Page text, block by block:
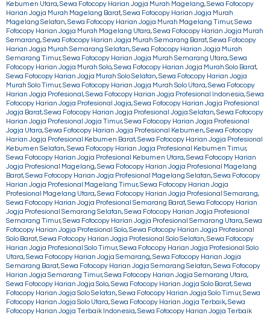
Kebumen Utara,Sewa Fotocopy Harian Jogja Murah Magelang,Sewa Fotocopy
Harian Jogja Murah Magelang Barat,Sewa Fotocopy Harian Jogja Murah
Magelang Selatan,Sewa Fotocopy Harian Jogja Murah Magelang Timur,Sewa
Fotocopy Harian Jogja Murah Magelang Utara,Sewa Fotocopy Harian Jogja Murah
Semarang,Sewa Fotocopy Harian Jogja Murah Semarang Barat,Sewa Fotocopy
Harian Jogja Murah Semarang Selatan,Sewa Fotocopy Harian Jogja Murah
Semarang Timur,Sewa Fotocopy Harian Jogja Murah Semarang Utara,Sewa
Fotocopy Harian Jogja Murah Solo,Sewa Fotocopy Harian Jogja Murah Solo Barat,
Sewa Fotocopy Harian Jogja Murah Solo Selatan,Sewa Fotocopy Harian Jogja
Murah Solo Timur,Sewa Fotocopy Harian Jogja Murah Solo Utara,Sewa Fotocopy
Harian Jogja Profesional ,Sewa Fotocopy Harian Jogja Profesional Indonesia,Sewa
Fotocopy Harian Jogja Profesional Jogja,Sewa Fotocopy Harian Jogja Profesional
Jogja Barat,Sewa Fotocopy Harian Jogja Profesional Jogja Selatan,Sewa Fotocopy
Harian Jogja Profesional Jogja Timur,Sewa Fotocopy Harian Jogja Profesional
Jogja Utara,Sewa Fotocopy Harian Jogja Profesional Kebumen,Sewa Fotocopy
Harian Jogja Profesional Kebumen Barat,Sewa Fotocopy Harian Jogja Profesional
Kebumen Selatan,Sewa Fotocopy Harian Jogja Profesional Kebumen Timur,
Sewa Fotocopy Harian Jogja Profesional Kebumen Utara,Sewa Fotocopy Harian
Jogja Profesional Magelang,Sewa Fotocopy Harian Jogja Profesional Magelang
Barat,Sewa Fotocopy Harian Jogja Profesional Magelang Selatan,Sewa Fotocopy
Harian Jogja Profesional Magelang Timur,Sewa Fotocopy Harian Jogja
Profesional Magelang Utara,Sewa Fotocopy Harian Jogja Profesional Semarang,
Sewa Fotocopy Harian Jogja Profesional Semarang Barat,Sewa Fotocopy Harian
Jogja Profesional Semarang Selatan,Sewa Fotocopy Harian Jogja Profesional
Semarang Timur,Sewa Fotocopy Harian Jogja Profesional Semarang Utara,Sewa
Fotocopy Harian Jogja Profesional Solo,Sewa Fotocopy Harian Jogja Profesional
Solo Barat,Sewa Fotocopy Harian Jogja Profesional Solo Selatan,Sewa Fotocopy
Harian Jogja Profesional Solo Timur,Sewa Fotocopy Harian Jogja Profesional Solo
Utara,Sewa Fotocopy Harian Jogja Semarang,Sewa Fotocopy Harian Jogja
Semarang Barat,Sewa Fotocopy Harian Jogja Semarang Selatan,Sewa Fotocopy
Harian Jogja Semarang Timur,Sewa Fotocopy Harian Jogja Semarang Utara,
Sewa Fotocopy Harian Jogja Solo,Sewa Fotocopy Harian Jogja Solo Barat,Sewa
Fotocopy Harian Jogja Solo Selatan,Sewa Fotocopy Harian Jogja Solo Timur,Sewa
Fotocopy Harian Jogja Solo Utara,Sewa Fotocopy Harian Jogja Terbaik,Sewa
Fotocopy Harian Jogja Terbaik Indonesia,Sewa Fotocopy Harian Jogja Terbaik